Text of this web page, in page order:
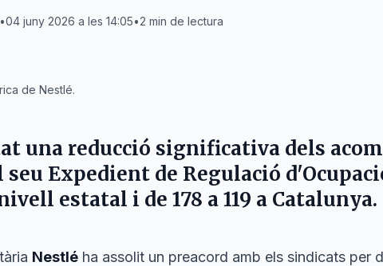
•04 juny 2026 a les 14:05•2 min de lectura
de Nestlé.
una reducció significativa dels
Expedient de Regulació
estatal i de 178 a 119 a Catalunya.
Nestlé ha assolit un preacord amb els sindicats per